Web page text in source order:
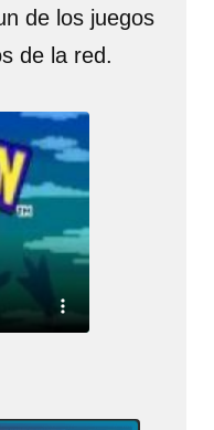
de los juegos
de la red.